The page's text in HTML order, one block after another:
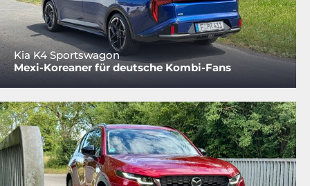
Kia K4 Sportswagon
Mexi-Koreaner für deutsche Kombi-Fans